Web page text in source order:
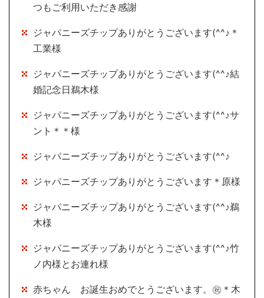
つもご利用いただき感謝
ジャパニーズチップありがとうございます(^^♪＊
工業様
ジャパニーズチップありがとうございます(^^♪結
婚記念日鵜木様
ジャパニーズチップありがとうございます(^^♪サ
ント＊＊様
ジャパニーズチップありがとうございます(^^♪
ジャパニーズチップありがとうございます＊原様
ジャパニーズチップありがとうございます(^^♪鵜
木様
ジャパニーズチップありがとうございます(^^♪竹
ノ内様とお連れ様
赤ちゃん お誕生おめでとうございます。㊗＊木